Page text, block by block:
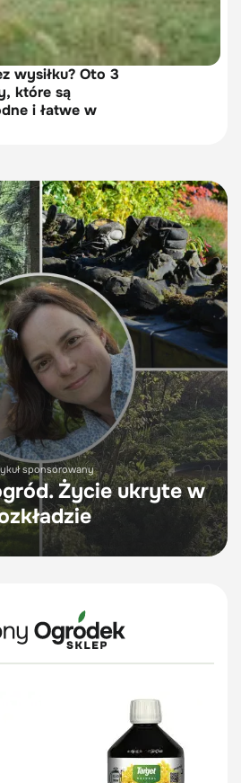
wysiłku? Oto 3
które są
i łatwe w
sponsorowany
Życie ukryte w